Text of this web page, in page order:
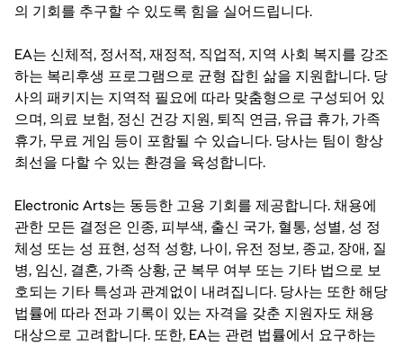
의 기회를 추구할 수 있도록 힘을 실어드립니다.
EA는 신체적, 정서적, 재정적, 직업적, 지역 사회 복지를 강조
하는 복리후생 프로그램으로 균형 잡힌 삶을 지원합니다. 당
사의 패키지는 지역적 필요에 따라 맞춤형으로 구성되어 있
으며, 의료 보험, 정신 건강 지원, 퇴직 연금, 유급 휴가, 가족
휴가, 무료 게임 등이 포함될 수 있습니다. 당사는 팀이 항상
최선을 다할 수 있는 환경을 육성합니다.
Electronic Arts는 동등한 고용 기회를 제공합니다. 채용에
관한 모든 결정은 인종, 피부색, 출신 국가, 혈통, 성별, 성 정
체성 또는 성 표현, 성적 성향, 나이, 유전 정보, 종교, 장애, 질
병, 임신, 결혼, 가족 상황, 군 복무 여부 또는 기타 법으로 보
호되는 기타 특성과 관계없이 내려집니다. 당사는 또한 해당
법률에 따라 전과 기록이 있는 자격을 갖춘 지원자도 채용
대상으로 고려합니다. 또한, EA는 관련 법률에서 요구하는